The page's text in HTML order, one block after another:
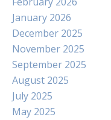
January 2026
December 2025
November 2025
September 2025
August 2025
July 2025
May 2025